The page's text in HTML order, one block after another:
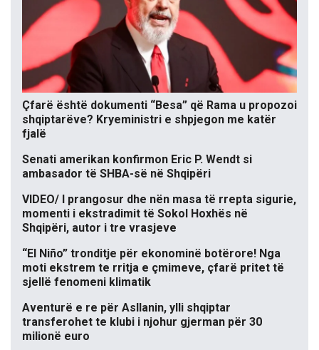
Çfarë është dokumenti “Besa” që Rama u propozoi
shqiptarëve? Kryeministri e shpjegon me katër
fjalë
Senati amerikan konfirmon Eric P. Wendt si
ambasador të SHBA-së në Shqipëri
VIDEO/ I prangosur dhe nën masa të rrepta sigurie,
momenti i ekstradimit të Sokol Hoxhës në
Shqipëri, autor i tre vrasjeve
“El Niño” tronditje për ekonominë botërore! Nga
moti ekstrem te rritja e çmimeve, çfarë pritet të
sjellë fenomeni klimatik
Aventurë e re për Asllanin, ylli shqiptar
transferohet te klubi i njohur gjerman për 30
milionë euro